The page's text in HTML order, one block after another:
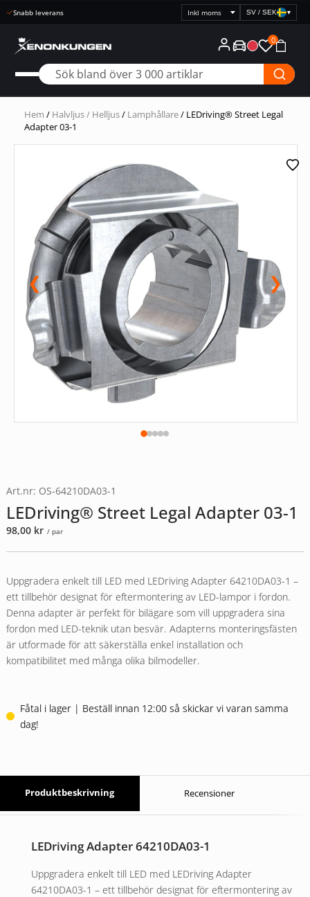
Snabb leverans
Välj
prisvisning
SV / SEK ▾
0
Hem / Halvljus / Helljus/ Lamphållare/ LEDriving® Street Legal
Adapter 03-1
❮ ❯
Art.nr: OS-64210DA03-1
LEDriving® Street Legal Adapter 03-1
98,00 kr / par
Uppgradera enkelt till LED med LEDriving Adapter 64210DA03-1 –
ett tillbehör designat för eftermontering av LED-lampor i fordon.
Denna adapter är perfekt för bilägare som vill uppgradera sina
fordon med LED-teknik utan besvär. Adapterns monteringsfästen
är utformade för att säkerställa enkel installation och
kompatibilitet med många olika bilmodeller.
Fåtal i lager | Beställ innan 12:00 så skickar vi varan samma
dag!
Produktbeskrivning Recensioner
LEDriving Adapter 64210DA03-1
Uppgradera enkelt till LED med LEDriving Adapter
64210DA03-1 – ett tillbehör designat för eftermontering av